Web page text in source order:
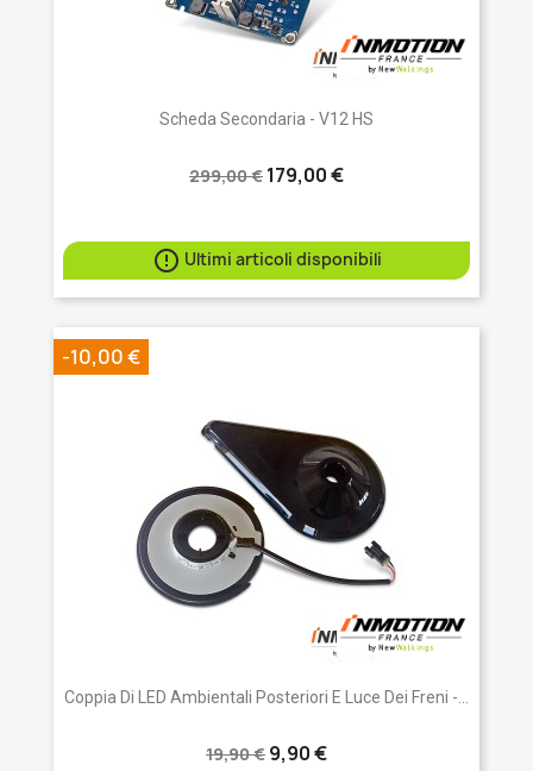
Scheda Secondaria - V12 HS
299,00 € 179,00 €
 Ultimi articoli disponibili
Coppia Di LED Ambientali Posteriori E Luce Dei Freni -...
19,90 € 9,90 €
-10,00 €